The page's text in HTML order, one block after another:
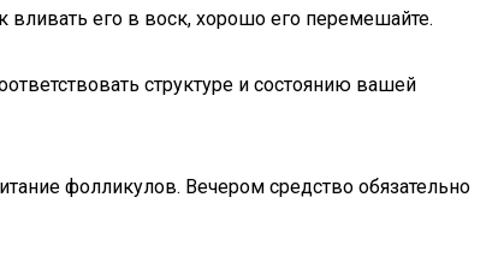
его в воск, хорошо его перемешайте.
структуре и состоянию вашей
фолликулов. Вечером средство обязательно